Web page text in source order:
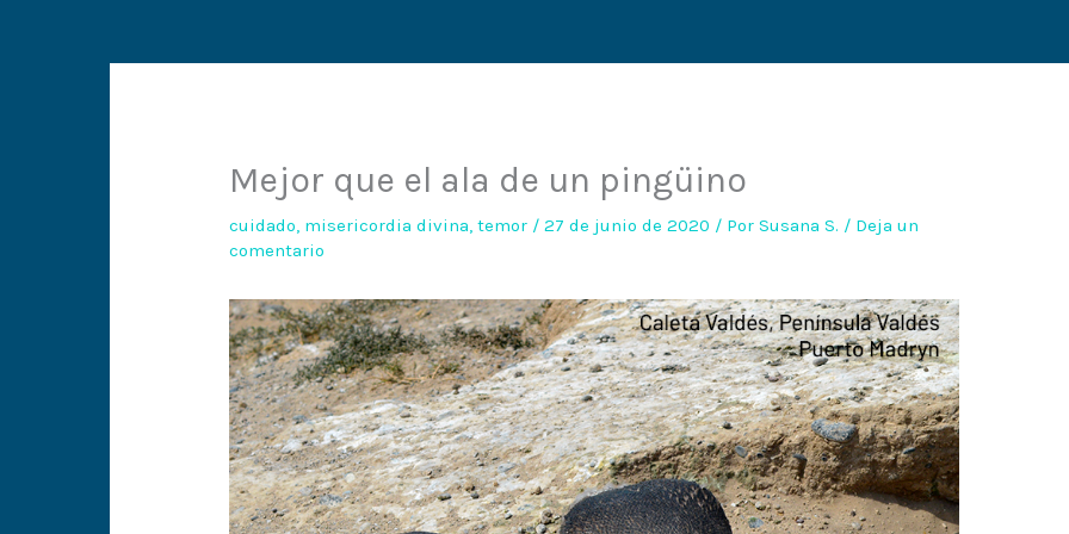
Mejor que el ala de un pingüino
cuidado, misericordia divina,temor /27 de junio de 2020 / PorSusana S. / Deja un
comentario